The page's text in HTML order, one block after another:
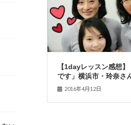
【1dayレッスン感想
です」横浜市・玲奈さ
2016年4月12日